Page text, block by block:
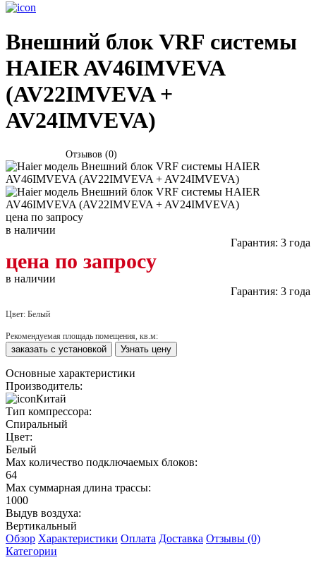
Внешний блок VRF системы
HAIER AV46IMVEVA
(AV22IMVEVA +
AV24IMVEVA)
Отзывов (0)
цена по запросу
в наличии
Гарантия: 3 года
цена по запросу
в наличии
Гарантия: 3 года
Цвет: Белый
Рекомендуемая площадь помещения, кв.м:
заказать с установкой Узнать цену
Основные характеристики
Производитель:
Китай
Тип компрессора:
Спиральный
Цвет:
Белый
Max количество подключаемых блоков:
64
Max суммарная длина трассы:
1000
Выдув воздуха:
Вертикальный
Обзор Характеристики Оплата Доставка Отзывы (0)
Категории